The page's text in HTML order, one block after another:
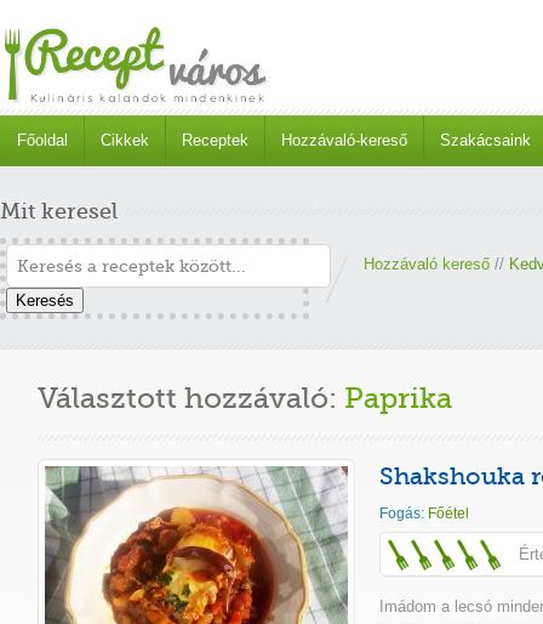
Főoldal Cikkek Receptek Hozzávaló-kereső Szakácsaink
Mit keresel
Keresés
Hozzávaló kereső //
Választott hozzávaló: Paprika
Shakshouka
Fogás: Főétel
Imádom a lecsó